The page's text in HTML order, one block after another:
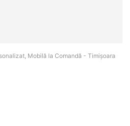
Mobilă la Comandă - Timişoara